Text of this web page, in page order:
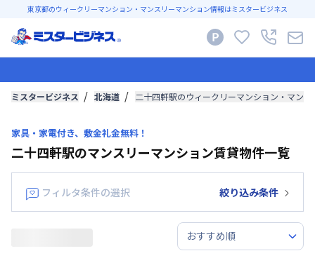
東京都のウィークリーマンション・マンスリーマンション情報はミスタービジネス
ミスタービジネス 北海道 二十四軒駅のウィークリーマンション・マン
家具・家電付き、敷金礼金無料！
二十四軒駅のマンスリーマンション賃貸物件一覧
フィルタ条件の選択 絞り込み条件